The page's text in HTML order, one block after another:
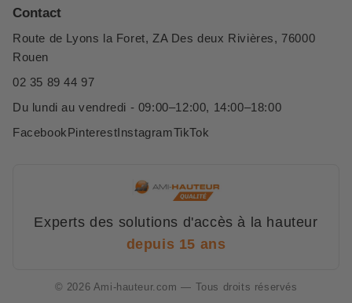
Contact
Route de Lyons la Foret, ZA Des deux Rivières, 76000
Rouen
02 35 89 44 97
Du lundi au vendredi - 09:00–12:00, 14:00–18:00
FacebookPinterestInstagramTikTok
Experts des solutions d'accès à la hauteur
depuis 15 ans
© 2026 Ami-hauteur.com — Tous droits réservés